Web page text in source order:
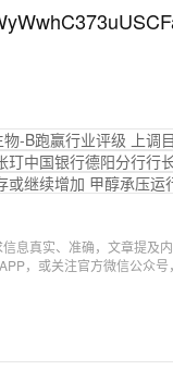
-B跑赢行业评级 上调
玎中国银行德阳分行行
或继续增加 甲醇承压运
息真实、准确，文章提及
，或关注官方微信公众